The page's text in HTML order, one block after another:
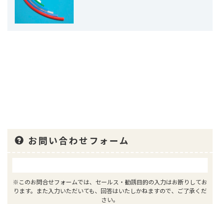
お問い合わせフォーム
※このお問合せフォームでは、セールス・勧誘目的の入力はお断りしてお
ります。また入力いただいても、回答はいたしかねますので、ご了承くだ
さい。